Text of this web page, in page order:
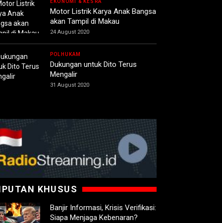
EKONOMI & KESRA
Motor Listrik Karya Anak Bangsa
akan Tampil di Makau
24 August 2020
POLHUKAM
Dukungan untuk Dito Terus
Mengalir
31 August 2020
KHUSUS
Banjir Informasi, Krisis Verifikasi:
Siapa Menjaga Kebenaran?